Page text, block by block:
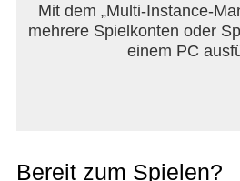
Mit dem „Multi-Instance-
mehrere Spielkonten oder
einem PC
Bereit zum Spielen?